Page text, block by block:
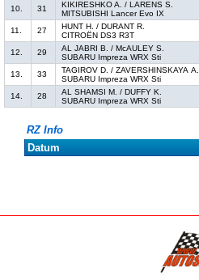
10.
31
KIKIRESHKO A. / LARENS S.
MITSUBISHI Lancer Evo IX
11.
27
HUNT H. / DURANT R.
CITROËN DS3 R3T
12.
29
AL JABRI B. / McAULEY S.
SUBARU Impreza WRX Sti
13.
33
TAGIROV D. / ZAVERSHINSKAYA A.
SUBARU Impreza WRX Sti
14.
28
AL SHAMSI M. / DUFFY K.
SUBARU Impreza WRX Sti
RZ Info
Datum